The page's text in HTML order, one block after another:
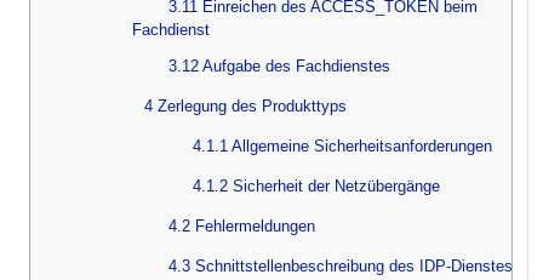
3.11 Einreichen des ACCESS_TOKEN beim
Fachdienst
3.12 Aufgabe des Fachdienstes
4 Zerlegung des Produkttyps
4.1.1 Allgemeine Sicherheitsanforderungen
4.1.2 Sicherheit der Netzübergänge
4.2 Fehlermeldungen
4.3 Schnittstellenbeschreibung des IDP-Dienstes